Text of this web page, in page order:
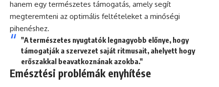
hanem egy természetes támogatás, amely segít
megteremteni az optimális feltételeket a minőségi
pihenéshez.
"A természetes nyugtatók legnagyobb előnye, hogy
támogatják a szervezet saját ritmusait, ahelyett hogy
erőszakkal beavatkoznának azokba."
Emésztési problémák enyhítése